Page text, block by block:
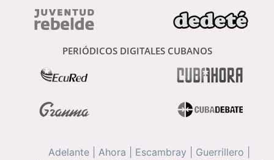
PERIÓDICOS DIGITALES CUBANOS
Adelante Ahora Escambray Guerrillero